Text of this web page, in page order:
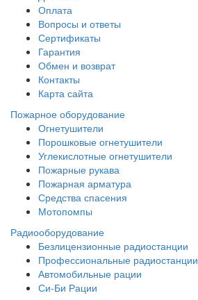
Оплата
Вопросы и ответы
Сертификаты
Гарантия
Обмен и возврат
Контакты
Карта сайта
Пожарное оборудование
Огнетушители
Порошковые огнетушители
Углекислотные огнетушители
Пожарные рукава
Пожарная арматура
Средства спасения
Мотопомпы
Радиооборудование
Безлицензионные радиостанции
Профессиональные радиостанции
Автомобильные рации
Си-Би Рации